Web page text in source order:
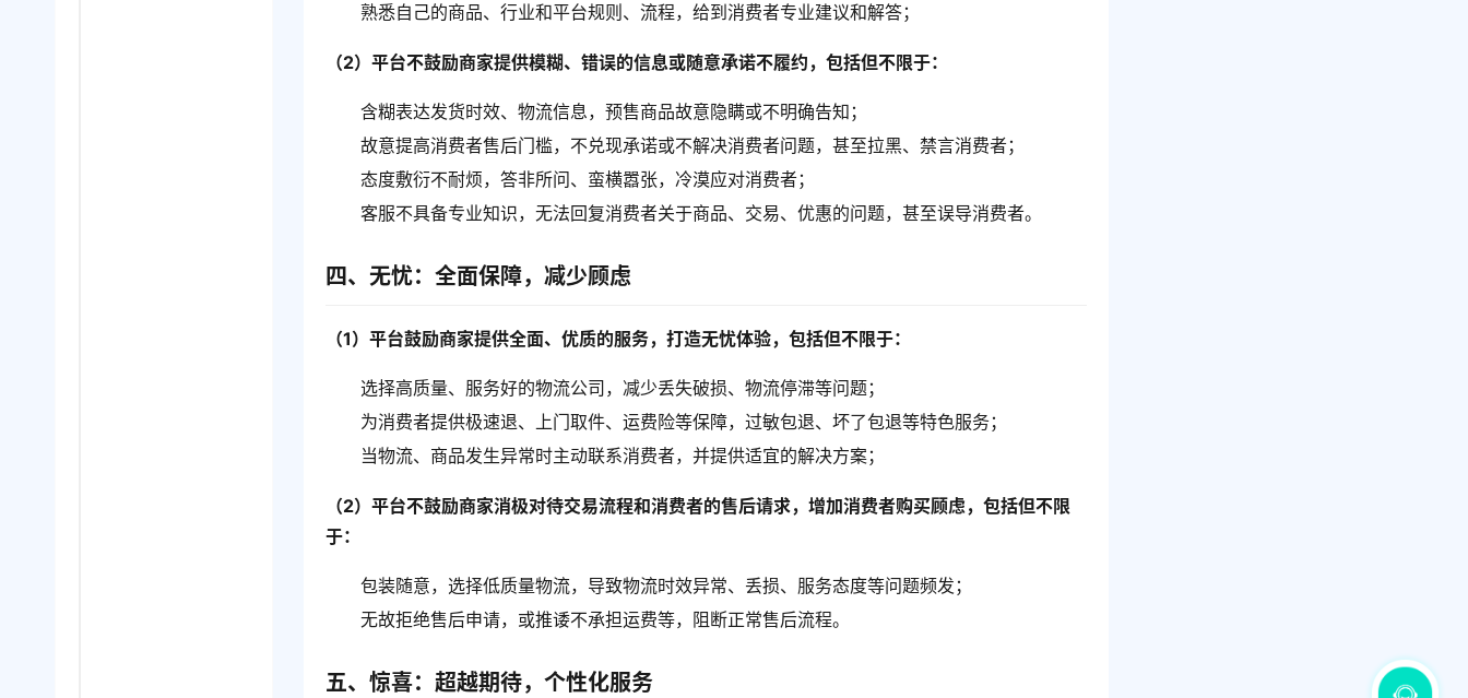
熟悉自己的商品、行业和平台规则、流程，给到消费者专业建议和解答；
（2）平台不鼓励商家提供模糊、错误的信息或随意承诺不履约，包括但不限于：
含糊表达发货时效、物流信息，预售商品故意隐瞒或不明确告知；
故意提高消费者售后门槛，不兑现承诺或不解决消费者问题，甚至拉黑、禁言消费者；
态度敷衍不耐烦，答非所问、蛮横嚣张，冷漠应对消费者；
客服不具备专业知识，无法回复消费者关于商品、交易、优惠的问题，甚至误导消费者。
四、无忧：全面保障，减少顾虑
（1）平台鼓励商家提供全面、优质的服务，打造无忧体验，包括但不限于：
选择高质量、服务好的物流公司，减少丢失破损、物流停滞等问题；
为消费者提供极速退、上门取件、运费险等保障，过敏包退、坏了包退等特色服务；
当物流、商品发生异常时主动联系消费者，并提供适宜的解决方案；
（2）平台不鼓励商家消极对待交易流程和消费者的售后请求，增加消费者购买顾虑，包括但不限
于：
包装随意，选择低质量物流，导致物流时效异常、丢损、服务态度等问题频发；
无故拒绝售后申请，或推诿不承担运费等，阻断正常售后流程。
五、惊喜：超越期待，个性化服务